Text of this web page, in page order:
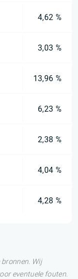
4,62 %
3,03 %
13,96 %
6,23 %
2,38 %
4,04 %
4,28 %
Wij
eventuele fouten.